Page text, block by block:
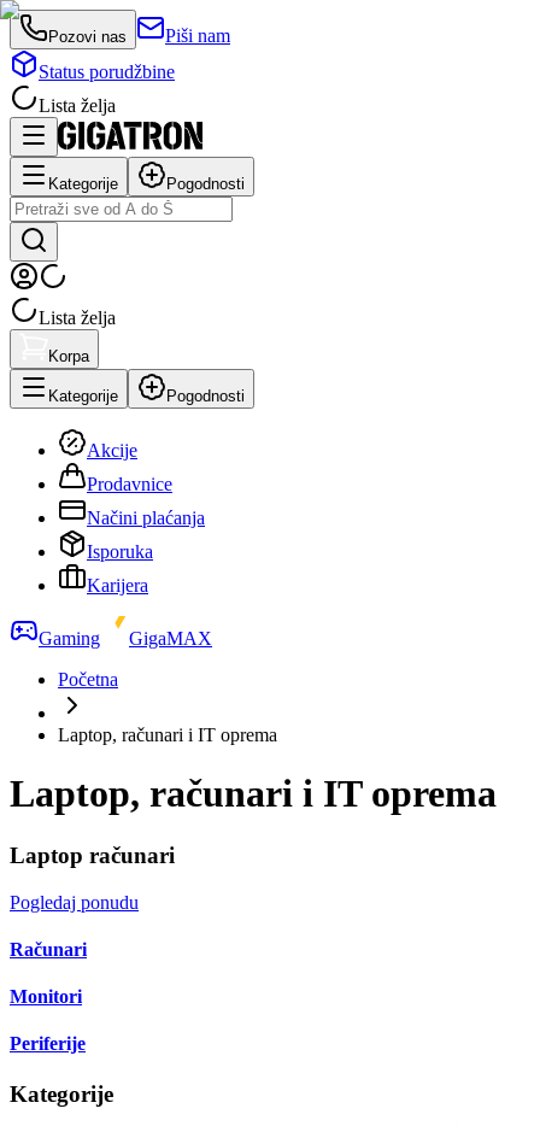
Pozovi nas
Piši nam
Status porudžbine
Lista želja
Kategorije Pogodnosti
Lista želja
Korpa
Kategorije Pogodnosti
Akcije
Prodavnice
Načini plaćanja
Isporuka
Karijera
Gaming
GigaMAX
Početna
Laptop, računari i IT oprema
Laptop, računari i IT oprema
Laptop računari
Pogledaj ponudu
Računari
Monitori
Periferije
Kategorije